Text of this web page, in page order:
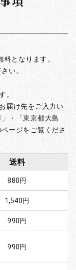
となります。
い。
。
届け先をご入力い
・「東京都大島
ージをご覧くださ
送料
880円
1,540円
990円
990円